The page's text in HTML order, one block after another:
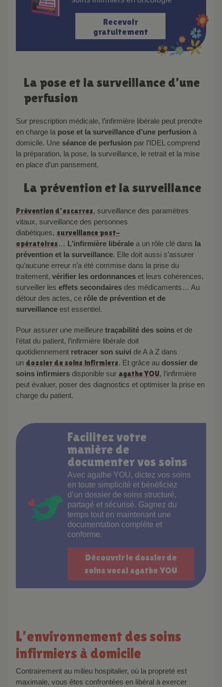
Recevoir
gratuitement
La pose et la surveillance d’une
perfusion
Sur prescription médicale, l’infirmière libérale peut prendre
en charge la pose et la surveillance d’une perfusion à
domicile. Une séance de perfusion par l’IDEL comprend
la préparation, la pose, la surveillance, le retrait et la mise
en place d’un pansement.
La prévention et la surveillance
Prévention d’escarres, surveillance des paramètres
vitaux, surveillance des personnes
diabétiques, surveillance post-
opératoires… L’infirmière libérale a un rôle clé dans la
prévention et la surveillance. Elle doit aussi s’assurer
qu’aucune erreur n’a été commise dans la prise du
traitement, vérifier les ordonnances et leurs cohérences,
surveiller les effets secondaires des médicaments… Au
détour des actes, ce rôle de prévention et de
surveillance est essentiel.
Pour assurer une meilleure traçabilité des soins et de
l’état du patient, l’infirmière libérale doit
quotidiennement retracer son suivi de A à Z dans
un dossier de soins infirmiers. Et grâce au dossier de
soins infirmiers disponible sur agathe YOU, l’infirmière
peut évaluer, poser des diagnostics et optimiser la prise en
charge du patient.
Facilitez votre
manière de
documenter vos soins
Avec agathe YOU, dictez vos soins
en toute simplicité et bénéficiez
d’un dossier de soins structuré,
partagé et sécurisé. Gagnez du
temps tout en maintenant une
documentation complète et
conforme.
Découvrir le dossier de
soins vocal agathe YOU
L’environnement des soins
infirmiers à domicile
Contrairement au milieu hospitalier, où la propreté est
maximale, vous êtes confrontées en libéral à exercer